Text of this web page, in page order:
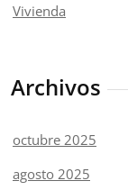
Vivienda
Archivos
octubre 2025
agosto 2025